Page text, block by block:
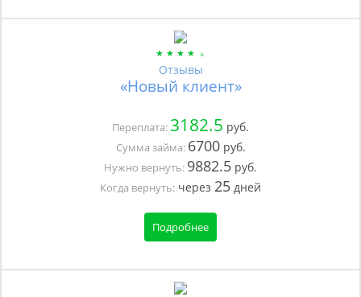
Отзывы
«Новый клиент»
Переплата: 3182.5 руб.
Сумма займа: 6700руб.
Нужно вернуть: 9882.5 руб.
Когда вернуть: через 25 дней
Подробнее